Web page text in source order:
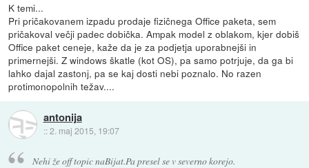
K temi...
Pri pričakovanem izpadu prodaje fizičnega Office paketa, sem
pričakoval večji padec dobička. Ampak model z oblakom, kjer dobiš
Office paket ceneje, kaže da je za podjetja uporabnejši in
primernejši. Z windows škatle (kot OS), pa samo potrjuje, da ga bi
lahko dajal zastonj, pa se kaj dosti nebi poznalo. No razen
protimonopolnih težav....
antonija
::2. maj 2015, 19:07
Nehi že off topic naBijat.Pa presel se v severno korejo.